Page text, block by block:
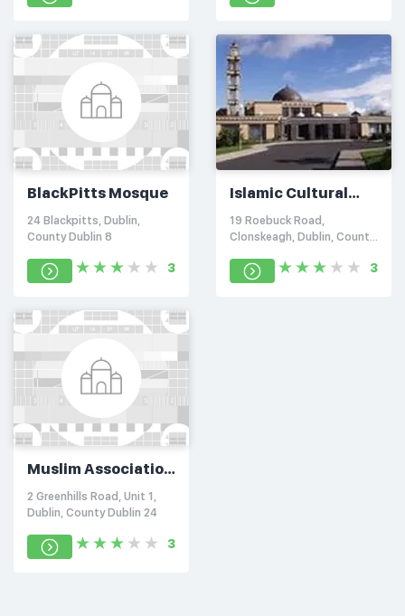
BlackPitts Mosque
24 Blackpitts, Dublin,
County Dublin 8
3
Islamic Cultural
Centre of Ireland
(ICCI)
19 Roebuck Road,
Clonskeagh, Dublin, County
3
Muslim Association
of Ireland
2 Greenhills Road, Unit 1,
Dublin, County Dublin 24
3